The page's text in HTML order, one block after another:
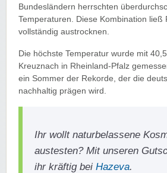
Bundesländern herrschten
Temperaturen. Diese Kombination ließ
vollständig austrocknen.
Die höchste Temperatur wurde mit
Kreuznach in Rheinland-Pfalz
ein Sommer der Rekorde, der die
nachhaltig prägen wird.
Ihr wollt naturbelassene
austesten? Mit unseren
ihr kräftig beiHazeva.